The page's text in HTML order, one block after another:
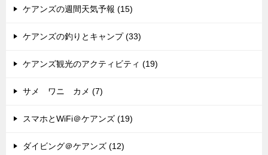
ケアンズの週間天気予報 (15)
ケアンズの釣りとキャンプ (33)
ケアンズ観光のアクティビティ (19)
サメ ワニ カメ (7)
スマホとWiFi＠ケアンズ (19)
ダイビング＠ケアンズ (12)